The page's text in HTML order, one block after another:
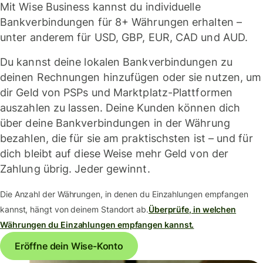
Mit Wise Business kannst du individuelle
Bankverbindungen für 8+ Währungen erhalten –
unter anderem für USD, GBP, EUR, CAD und AUD.
Du kannst deine lokalen Bankverbindungen zu
deinen Rechnungen hinzufügen oder sie nutzen, um
dir Geld von PSPs und Marktplatz-Plattformen
auszahlen zu lassen. Deine Kunden können dich
über deine Bankverbindungen in der Währung
bezahlen, die für sie am praktischsten ist – und für
dich bleibt auf diese Weise mehr Geld von der
Zahlung übrig. Jeder gewinnt.
Die Anzahl der Währungen, in denen du Einzahlungen empfangen
kannst, hängt von deinem Standort ab.Überprüfe, in welchen
Währungen du Einzahlungen empfangen kannst.
Eröffne dein Wise-Konto